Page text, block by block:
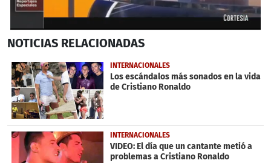
seconds
6
minutes,
5
seconds
NOTICIAS RELACIONADAS
INTERNACIONALES
Los escándalos más sonados en la vida
de Cristiano Ronaldo
INTERNACIONALES
VIDEO: El día que un cantante metió a
problemas a Cristiano Ronaldo